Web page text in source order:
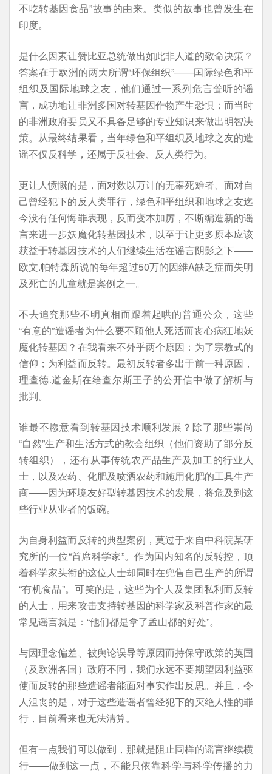
不吃转基因食品”故事的由来。类似的故事也曾发生在
印度。
是什么因素让赞比亚总统做出如此非人道的致命决策？
答案在于欧洲的两大所谓“环保组织”——国际绿色和平
组织及国际地球之友，他们通过一系列危言耸听的谣
言，成功地让非洲多国对转基因作物产生恐惧；而当时
的非洲政府要员又不具备足够的专业知识来做出明智决
策。从最终结果看，当年绿色和平组织及地球之友的造
谣不仅反科学，还属于反社会、反人类行为。
更让人愤慨的是，面对数以万计的无辜死难者、面对自
己曾经犯下的反人类罪行，绿色和平组织和地球之友迄
今没有任何悔罪表现，反而变本加厉，不断编造新的谣
言来进一步妖魔化转基因技术，以至于让更多原本应该
获益于转基因技术的人们继续生活在谣言阴影之下——
欧文.帕特森所说的每年超过50万的因维A缺乏症而失明
及死亡的儿童就是案例之一。
不去追究那些不明真相而跟着起哄的普通公众，这些
“有意的”造谣者为什么要不顾他人死活而丧心病狂地妖
魔化转基因？在我看来不外乎两个原因：为了宗教式的
信仰；为利益而反转。最初反转者多出于前一种原因，
理查德.道金斯在给查尔斯王子的公开信中做了解析与
批判。
谁最不愿意看到转基因技术顺利发展？除了那些崇尚
“自然”生产和生活方式的教会组织（他们资助了部分反
转组织），还有从事传统农产品生产及加工的行业人
士，以及农药、化肥及喷洒农药和施用化肥的工具生产
商——因为环境友好型转基因技术的发展，将危及到这
些行业从业者的饭碗。
为自身利益而反转的典型案例，莫过于来自中科院某研
究所的一位“首席科学家”。作为国内知名的反转控，顶
着科学家头衔的这位人士却同时在兜售自己生产的所谓
“有机食品”。可笑的是，这些为个人及集团私利而反转
的人士，用来攻击支持转基因的科学家及科普作家的最
常见谣言就是：“他们都是拿了孟山都的好处”。
与因理念偏差、被舆论误导等原因而持保守政策的英国
（及欧洲各国）政府不同，我们永远不要期望因利益驱
使而反转的那些造谣者能面对事实作出反思。并且，令
人沮丧的是，对于这些造谣者曾经犯下的灭绝人性的罪
行，目前看来也无法清算。
但有一点我们可以做到，那就是阻止同样的谣言继续横
行——做到这一点，不能只依靠科学与科学传播的力